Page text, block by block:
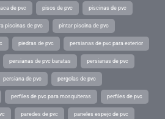
de pvc pisos de pvc piscinas de pvc
piscinas de pvc pintar piscina de pvc
piedras de pvc persianas de pvc para exterior
persianas de pvc baratas persianas de pvc
persiana de pvc pergolas de pvc
perfiles de pvc para mosquiteras perfiles de pvc
paredes de pvc paneles espejo de pvc